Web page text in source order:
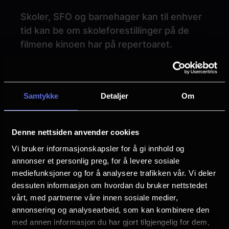
Samtykke Detaljer Om
Denne nettsiden anvender cookies
Vi bruker informasjonskapsler for å gi innhold og
annonser et personlig preg, for å levere sosiale
mediefunksjoner og for å analysere trafikken vår. Vi deler
dessuten informasjon om hvordan du bruker nettstedet
vårt, med partnerne våre innen sosiale medier,
annonsering og analysearbeid, som kan kombinere den
med annen informasjon du har gjort tilgjengelig for dem,
Skoler, SFO og barnehager kan til enhver
tid kan be om skoleforestillinger på de
filmene kinoen har på repertoaret.
Hvis vi skal hente inn filmer etter spesielle
ønsker, må det være grupper på minst 50
personer. Ved å kontakte kinoen god tid
på forhånd kan vi vurdere å sette opp
filmen med tilbud til også andre skoler.
Ta gjerne kontakt, så finner vi gjerne
filmer som passer til ulike
undervisningstemaer. Husk at kinosalens
mørke også kan være «klasserom» og gi
en fin tilnærming til et emne.